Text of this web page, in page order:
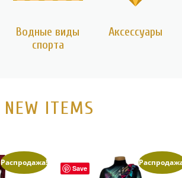
Водные виды
спорта
Аксессуары
NEW ITEMS
Распродажа!
Save